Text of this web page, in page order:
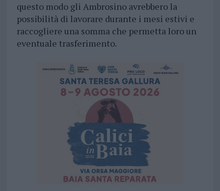
questo modo gli Ambrosino avrebbero la
possibilità di lavorare durante i mesi estivi e
raccogliere una somma che permetta loro un
eventuale trasferimento.